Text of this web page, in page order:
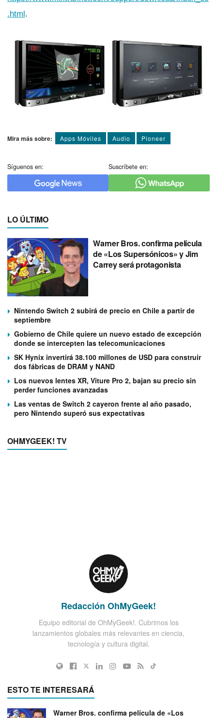
.html .
Mira más sobre: Apps Móviles Audio Pioneer
Síguenos en: Suscríbete en:
LO ÚLTIMO
Warner Bros. confirma película
de «Los Supersónicos» y Jim
Carrey será protagonista
Nintendo Switch 2 subirá de precio en Chile a partir de
septiembre
Gobierno de Chile quiere un nuevo estado de excepción
donde se intercepten las telecomunicaciones
SK Hynix invertirá 38.100 millones de USD para construir
dos fábricas de DRAM y NAND
Los nuevos lentes XR, Viture Pro 2, bajan su precio sin
perder funciones avanzadas
Las ventas de Switch 2 cayeron frente al año pasado,
pero Nintendo superó sus expectativas
OHMYGEEK! TV
Redacción OhMyGeek!
Equipo editorial de OhMyGeek!. Cubrimos los
lanzamientos globales más relevantes en ciencia,
tecnología y cultura digital.
ESTO TE INTERESARÁ
Warner Bros. confirma película de «Los